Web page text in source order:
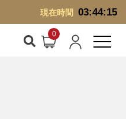
現在時間 03:44:16